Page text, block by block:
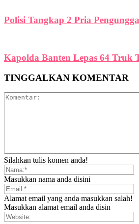
Polisi Tangkap 2 Pria
Kapolda Banten Lepas 64 Truk
TINGGALKAN KOMENTAR
Silahkan tulis komen anda!
Masukkan nama anda disini
Alamat email yang anda masukkan salah!
Masukkan alamat email anda disin